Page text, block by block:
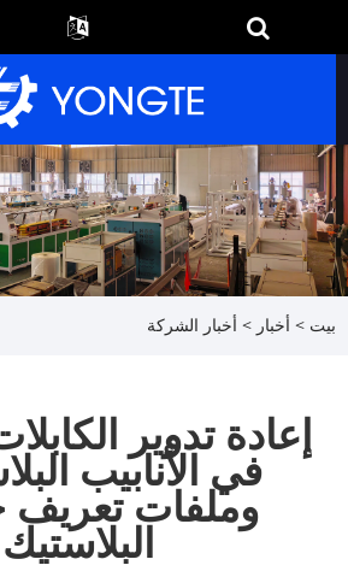
بيت > أخبار > أخبار الشركة
إعادة تدوير
في الأنابيب
وملفات تعريف
البلاستيك